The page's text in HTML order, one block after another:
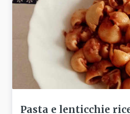
Pasta e lenticchie